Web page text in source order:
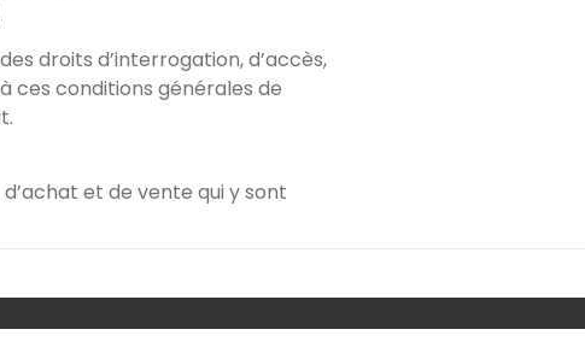
droits d’interrogation, d’accès,
ces conditions générales de
et de vente qui y sont